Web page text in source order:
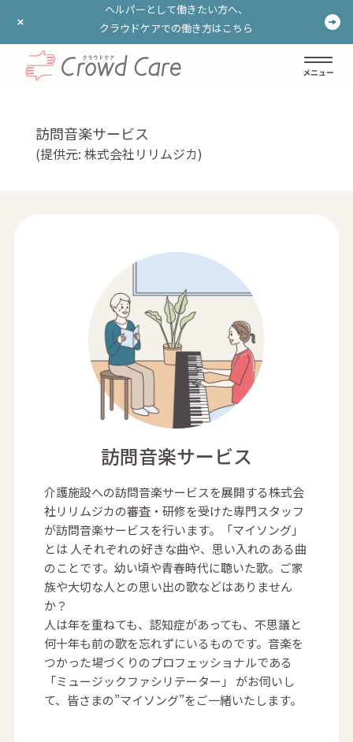
ヘルパーとして働きたい方へ、
クラウドケアでの働き方はこちら
ヘルパーとして働きたい方へ、
クラウドケアでの働き方はこちら
訪問音楽サービス
(提供元: 株式会社リリムジカ)
訪問音楽サービス
介護施設への訪問音楽サービスを展開する株式会
社リリムジカの審査・研修を受けた専門スタッフ
が訪問音楽サービスを行います。「マイソング」
とは 人それぞれの好きな曲や、思い入れのある曲
のことです。幼い頃や青春時代に聴いた歌。ご家
族や大切な人との思い出の歌などはありません
か？
人は年を重ねても、認知症があっても、不思議と
何十年も前の歌を忘れずにいるものです。音楽を
つかった場づくりのプロフェッショナルである
「ミュージックファシリテーター」 がお伺いし
て、皆さまの”マイソング”をご一緒いたします。